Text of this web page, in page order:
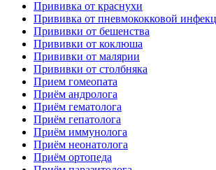
Прививка от краснухи
Прививка от пневмококковой
Прививки от бешенства
Прививки от коклюша
Прививки от малярии
Прививки от столбняка
Прием гомеопата
Приём андролога
Приём гематолога
Приём гепатолога
Приём иммунолога
Приём неонатолога
Приём ортопеда